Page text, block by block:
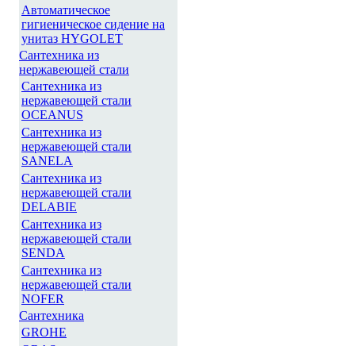
Автоматическое
гигиеническое сидение на
унитаз HYGOLET
Сантехника из
нержавеющей стали
Сантехника из
нержавеющей стали
OCEANUS
Сантехника из
нержавеющей стали
SANELA
Сантехника из
нержавеющей стали
DELABIE
Сантехника из
нержавеющей стали
SENDA
Сантехника из
нержавеющей стали
NOFER
Сантехника
GROHE